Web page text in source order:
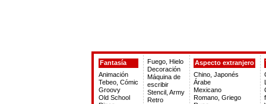
Fantasía
Animación
Tebeo, Cómic
Groovy
Old School
Fuego, Hielo
Decoración
Máquina de
escribir
Stencil, Army
Retro
Aspecto extranjero
Chino, Japonés
Árabe
Mexicano
Romano, Griego